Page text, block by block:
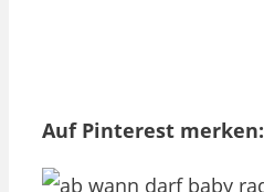
Auf Pinterest merken: